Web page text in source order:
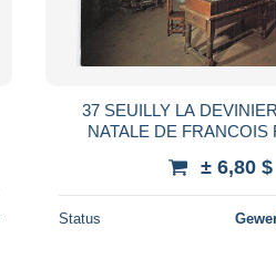
37 SEUILLY LA
NATALE DE FRANCOIS
± 6,80 $
Status